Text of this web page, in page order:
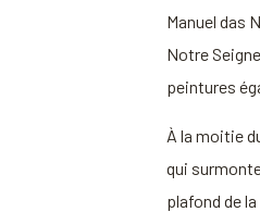
Manuel das
Notre
peintures
À la moitie
qui
plafond de